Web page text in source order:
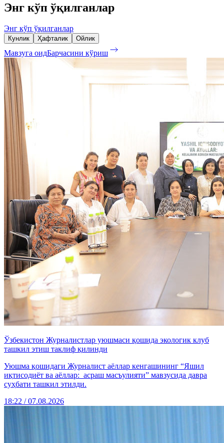
Энг кўп ўқилганлар
Энг кўп ўқилганлар
Кунлик Ҳафталик Ойлик
Мавзуга оидБарчасини кўриш
Ўзбекистон Журналистлар уюшмаси қошида экологик клуб
ташкил этиш таклиф қилинди
Уюшма қошидаги Журналист аёллар кенгашининг “Яшил
иқтисодиёт ва аёллар: асраш масъулияти” мавзусида давра
суҳбати ташкил этилди.
18:22 / 07.08.2026